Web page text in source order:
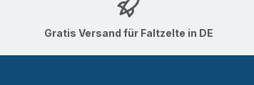
Gratis Versand für Faltzelte in DE